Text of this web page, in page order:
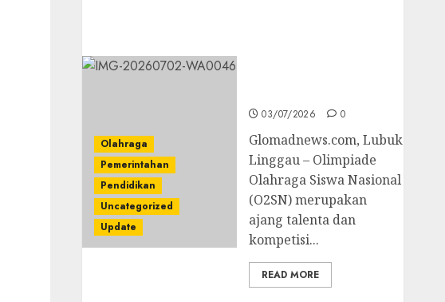
Olahraga
Pemerintahan
Pendidikan
Uncategorized
Update
03/07/2026 0
Glomadnews.com, Lubuk
Linggau – Olimpiade
Olahraga Siswa Nasional
(O2SN) merupakan
ajang talenta dan
kompetisi...
READ MORE